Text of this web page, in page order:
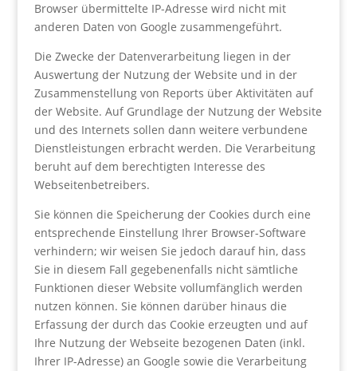
Browser übermittelte IP-Adresse wird nicht mit
anderen Daten von Google zusammengeführt.
Die Zwecke der Datenverarbeitung liegen in der
Auswertung der Nutzung der Website und in der
Zusammenstellung von Reports über Aktivitäten auf
der Website. Auf Grundlage der Nutzung der Website
und des Internets sollen dann weitere verbundene
Dienstleistungen erbracht werden. Die Verarbeitung
beruht auf dem berechtigten Interesse des
Webseitenbetreibers.
Sie können die Speicherung der Cookies durch eine
entsprechende Einstellung Ihrer Browser-Software
verhindern; wir weisen Sie jedoch darauf hin, dass
Sie in diesem Fall gegebenenfalls nicht sämtliche
Funktionen dieser Website vollumfänglich werden
nutzen können. Sie können darüber hinaus die
Erfassung der durch das Cookie erzeugten und auf
Ihre Nutzung der Webseite bezogenen Daten (inkl.
Ihrer IP-Adresse) an Google sowie die Verarbeitung